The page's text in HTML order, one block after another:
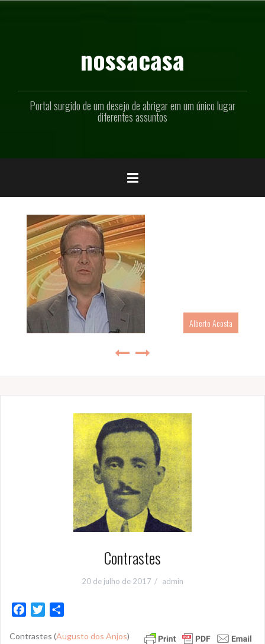
nossacasa
Portal surgido de um desejo de abrigar em um único lugar
diferentes assuntos
Alberto Acosta
Contrastes
20 de julho de 2017 admin
c
i
a
Contrastes (Augusto dos Anjos)